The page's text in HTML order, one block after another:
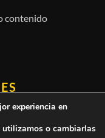
contenido
experiencia en
utilizamos o cambiarlas